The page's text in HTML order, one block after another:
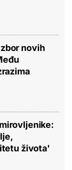
novih
života'